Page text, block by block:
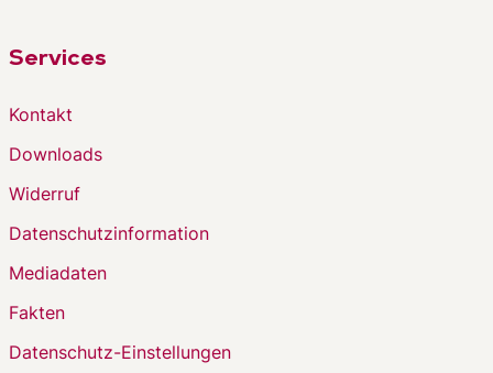
Services
Kontakt
Downloads
Widerruf
Datenschutzinformation
Mediadaten
Fakten
Datenschutz-Einstellungen